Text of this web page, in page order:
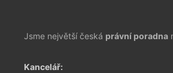
Jsme největší česká právní poradna
Kancelář: